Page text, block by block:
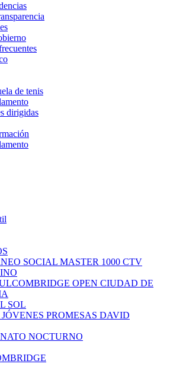
de tenis
dirigidas
SOCIAL MASTER 1000 CTV
OPEN CIUDAD DE
SOL
PROMESAS DAVID
NOCTURNO